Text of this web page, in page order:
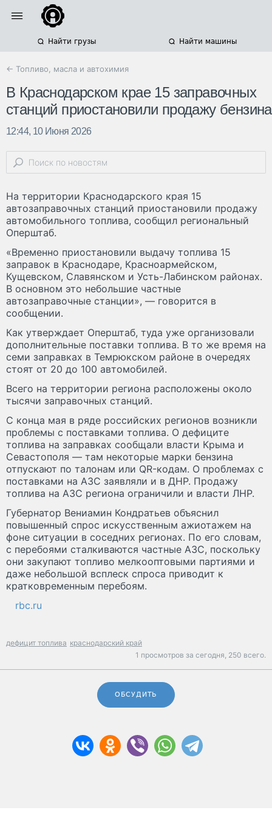
Найти грузы Найти машины
← Топливо, масла и автохимия
В Краснодарском крае 15 заправочных
станций приостановили продажу бензина
12:44, 10 Июня 2026
На территории Краснодарского края 15
автозаправочных станций приостановили продажу
автомобильного топлива, сообщил региональный
Оперштаб.
«Временно приостановили выдачу топлива 15
заправок в Краснодаре, Красноармейском,
Кущевском, Славянском и Усть-Лабинском районах.
В основном это небольшие частные
автозаправочные станции», — говорится в
сообщении.
Как утверждает Оперштаб, туда уже организовали
дополнительные поставки топлива. В то же время на
семи заправках в Темрюкском районе в очередях
стоят от 20 до 100 автомобилей.
Всего на территории региона расположены около
тысячи заправочных станций.
С конца мая в ряде российских регионов возникли
проблемы с поставками топлива. О дефиците
топлива на заправках сообщали власти Крыма и
Севастополя — там некоторые марки бензина
отпускают по талонам или QR-кодам. О проблемах с
поставками на АЗС заявляли и в ДНР. Продажу
топлива на АЗС региона ограничили и власти ЛНР.
Губернатор Вениамин Кондратьев объяснил
повышенный спрос искусственным ажиотажем на
фоне ситуации в соседних регионах. По его словам,
с перебоями сталкиваются частные АЗС, поскольку
они закупают топливо мелкооптовыми партиями и
даже небольшой всплеск спроса приводит к
кратковременным перебоям.
rbc.ru
дефицит топлива краснодарский край
1 просмотров за сегодня, 250 всего.
ОБСУДИТЬ